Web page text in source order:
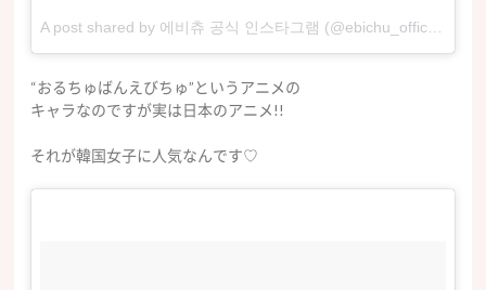
“おるちゅばんえびちゅ”というアニメの
キャラなのですが実は日本のアニメ!!
それが韓国女子に人気なんです♡